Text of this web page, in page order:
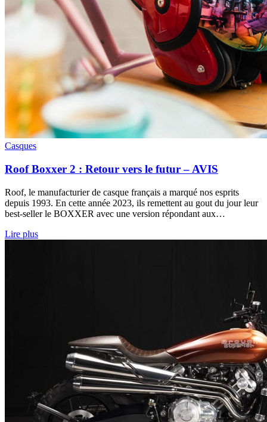
Casques
Roof Boxxer 2 : Retour vers le futur – AVIS
Roof, le manufacturier de casque français a marqué nos esprits
depuis 1993. En cette année 2023, ils remettent au gout du jour leur
best-seller le BOXXER avec une version répondant aux…
Lire plus